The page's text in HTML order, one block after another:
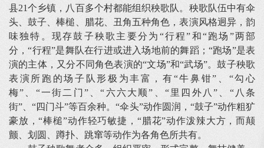
县21个乡镇，八百多个村都能组织秧歌队。秧歌队伍中有伞
头、鼓子、棒槌、腊花、丑角五种角色，表演风格迥异，韵
味独特。现存鼓子秧歌主要分为“行程”和“跑场”两部
分，“行程”是舞队在行进或进入场地前的舞蹈；“跑场”是表
演的主体，又分不同角色表演的“文场”和“武场”。鼓子秧歌
表演所跑的场子队形极为丰富，有“牛鼻钳”、“勾心
梅”、“一街二门”、“六六大顺”、“里四外八”、“八条
街”、“四门斗”等百余种。“伞头”动作圆润，“鼓子”动作粗犷
豪放，“棒槌”动作轻巧敏捷，“腊花”动作泼辣大方，而颠
颤、划圆、蹲扑、跳窜等动作为各角色所共有。